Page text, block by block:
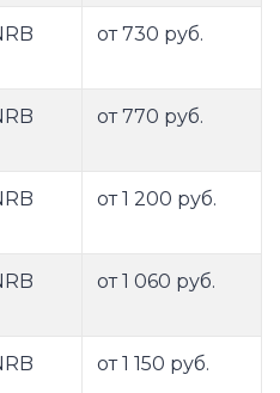
от 730 руб.
от 770 руб.
от 1 200 руб.
от 1 060 руб.
от 1 150 руб.